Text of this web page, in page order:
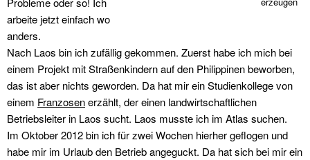
arbeite jetzt einfach wo
anders.
Nach Laos bin ich zufällig gekommen. Zuerst habe ich mich bei
einem Projekt mit Straßenkindern auf den Philippinen beworben,
das ist aber nichts geworden. Da hat mir ein Studienkollege von
einem Franzosenerzählt, der einen landwirtschaftlichen
Betriebsleiter in Laos sucht. Laos musste ich im Atlas suchen.
Im Oktober 2012 bin ich für zwei Wochen hierher geflogen und
habe mir im Urlaub den Betrieb angeguckt. Da hat sich bei mir ein